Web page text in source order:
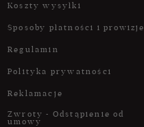
Koszty wysyłki
Sposoby płatności i prowizje
Regulamin
Polityka prywatności
Reklamacje
Zwroty - Odstąpienie od
umowy